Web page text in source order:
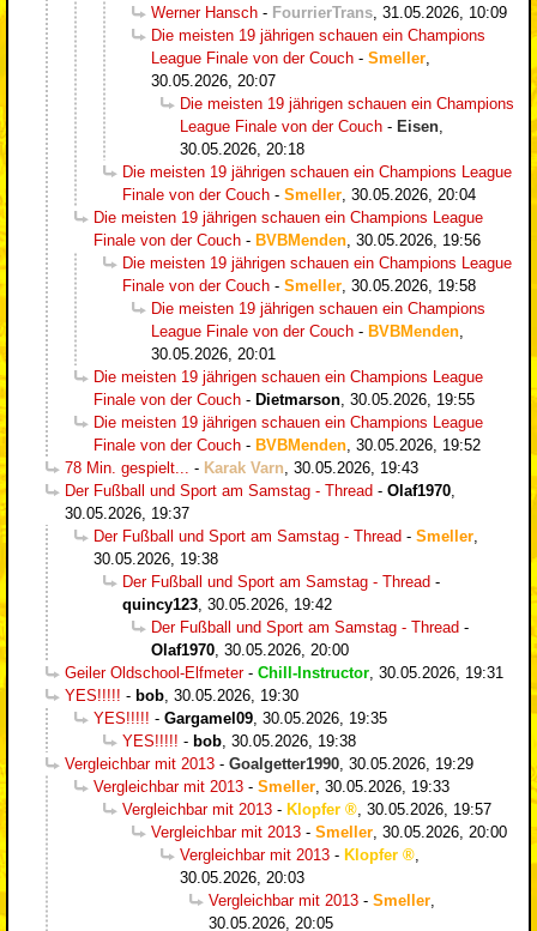
Werner Hansch - FourrierTrans 31.05.2026, 10:09
Die meisten 19 jährigen schauen ein Champions
League Finale von der Couch - Smeller
30.05.2026, 20:07
Die meisten 19 jährigen schauen ein Champions
League Finale von der Couch - Eisen
30.05.2026, 20:18
Die meisten 19 jährigen schauen ein Champions League
Finale von der Couch - Smeller 30.05.2026, 20:04
Die meisten 19 jährigen schauen ein Champions League
Finale von der Couch - BVBMenden 30.05.2026, 19:56
Die meisten 19 jährigen schauen ein Champions League
Finale von der Couch - Smeller 30.05.2026, 19:58
Die meisten 19 jährigen schauen ein Champions
League Finale von der Couch - BVBMenden
30.05.2026, 20:01
Die meisten 19 jährigen schauen ein Champions League
Finale von der Couch - Dietmarson 30.05.2026, 19:55
Die meisten 19 jährigen schauen ein Champions League
Finale von der Couch - BVBMenden 30.05.2026, 19:52
78 Min. gespielt...
- Karak Varn 30.05.2026, 19:43
Der Fußball und Sport am Samstag - Thread - Olaf1970
30.05.2026, 19:37
Der Fußball und Sport am Samstag - Thread - Smeller
30.05.2026, 19:38
Der Fußball und Sport am Samstag - Thread -
quincy123 30.05.2026, 19:42
Der Fußball und Sport am Samstag - Thread -
Olaf1970 30.05.2026, 20:00
Geiler Oldschool-Elfmeter- Chill-Instructor 30.05.2026, 19:31
YES!!!!! - bob 30.05.2026, 19:30
YES!!!!! - Gargamel09 30.05.2026, 19:35
YES!!!!! - bob 30.05.2026, 19:38
Vergleichbar mit 2013 - Goalgetter1990 30.05.2026, 19:29
Vergleichbar mit 2013 - Smeller 30.05.2026, 19:33
Vergleichbar mit 2013 - Klopfer
30.05.2026, 19:57
Vergleichbar mit 2013 - Smeller 30.05.2026, 20:00
Vergleichbar mit 2013 - Klopfer
30.05.2026, 20:03
Vergleichbar mit 2013 - Smeller
30.05.2026, 20:05